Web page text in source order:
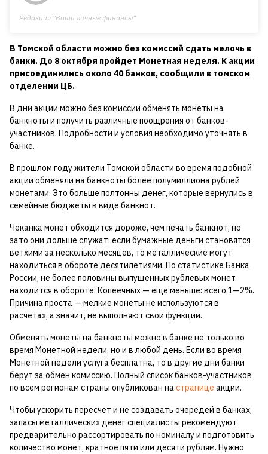
Редакция "Ваши личные финансы"
В Томской области можно без комиссий сдать мелочь в
банки. До 8 октября пройдет Монетная неделя. К акции
присоединились около 40 банков, сообщили в томском
отделении ЦБ.
В дни акции можно без комиссии обменять монеты на
банкноты и получить различные поощрения от банков-
участников. Подробности и условия необходимо уточнять в
банке.
В прошлом году жители Томской области во время подобной
акции обменяли на банкноты более полумиллиона рублей
монетами. Это больше полтонны денег, которые вернулись в
семейные бюджеты в виде банкнот.
Чеканка монет обходится дороже, чем печать банкнот, но
зато они дольше служат: если бумажные деньги становятся
ветхими за несколько месяцев, то металлические могут
находиться в обороте десятилетиями. По статистике Банка
России, не более половины выпущенных рублевых монет
находится в обороте. Копеечных — еще меньше: всего 1—2%.
Причина проста — мелкие монеты не используются в
расчетах, а значит, не выполняют свои функции.
Обменять монеты на банкноты можно в банке не только во
время Монетной недели, но и в любой день. Если во время
Монетной недели услуга бесплатна, то в другие дни банки
берут за обмен комиссию. Полный список банков-участников
по всем регионам страны опубликован настранице акции.
Чтобы ускорить пересчет и не создавать очередей в банках,
запасы металлических денег специалисты рекомендуют
предварительно рассортировать по номиналу и подготовить
количество монет, кратное пяти или десяти рублям. Нужно